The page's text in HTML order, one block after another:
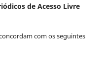
de Acesso Livre
com os seguintes